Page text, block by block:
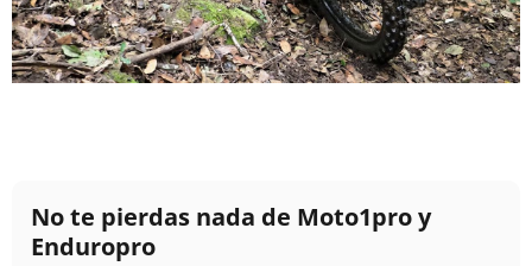
No te pierdas nada de Moto1pro y
Enduropro